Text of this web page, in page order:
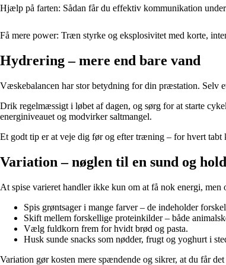
Hjælp på farten: Sådan får du effektiv kommunikation
Få mere power: Træn styrke og eksplosivitet med korte,
Hydrering – mere end bare vand
Væskebalancen har stor betydning for din præstation. Selv
Drik regelmæssigt i løbet af dagen, og sørg for at starte
energiniveauet og modvirker saltmangel.
Et godt tip er at veje dig før og efter træning – for hvert
Variation – nøglen til en sund og
At spise varieret handler ikke kun om at få nok energi,
Spis grøntsager i mange farver – de indeholder
Skift mellem forskellige proteinkilder – både
Vælg fuldkorn frem for hvidt brød og pasta.
Husk sunde snacks som nødder, frugt og yoghurt i
Variation gør kosten mere spændende og sikrer, at du får